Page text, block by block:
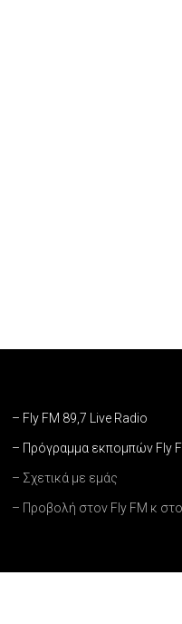
– Fly FM 89,7 Live Radio
– Πρόγραμμα εκπομπών Fly
– Σχετικά με εμάς
– Προβολή στον Fly FM κ